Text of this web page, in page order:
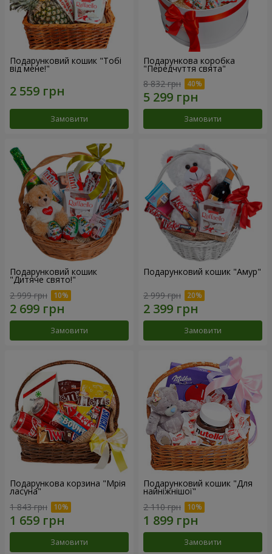
Подарунковий кошик "Тобі
від мене!"
Замовити
Подарункова коробка
"Передчуття свята"
8 832 грн
Замовити
Подарунковий кошик
"Дитяче свято!"
2 999 грн
Замовити
Подарунковий кошик "Амур"
2 999 грн
Замовити
Подарункова корзина "Мрія
ласуна"
1 843 грн
Замовити
Подарунковий кошик "Для
найніжнішої"
2 110 грн
Замовити